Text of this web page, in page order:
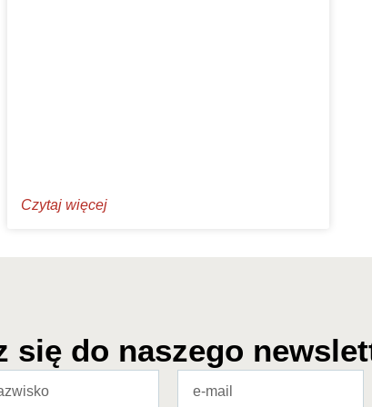
Czytaj więcej
się do naszego